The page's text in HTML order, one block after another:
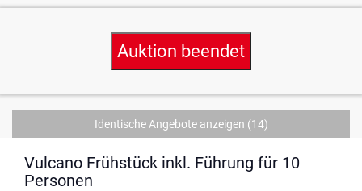
Auktion beendet
Identische Angebote anzeigen (14)
Vulcano Frühstück inkl. Führung für 10
Personen